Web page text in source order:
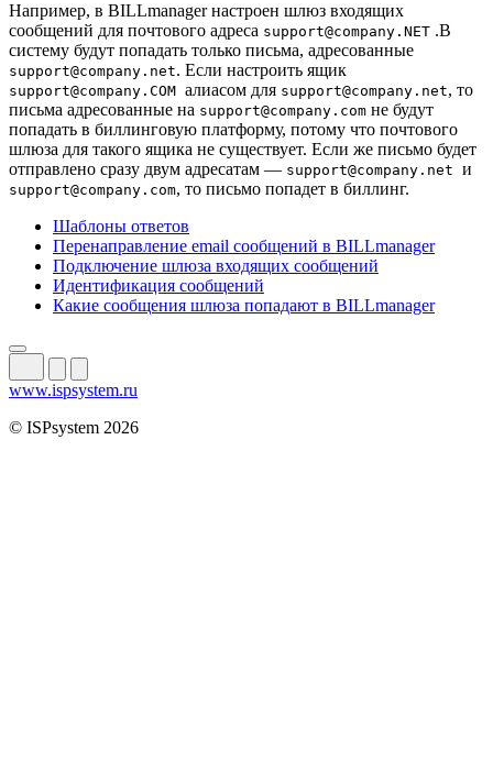
Например, в BILLmanager настроен шлюз входящих
сообщений для почтового адреса support@company.NET .В
систему будут попадать только письма, адресованные
support@company.net. Если настроить ящик
support@company.COM алиасом для support@company.net, то
письма адресованные на support@company.com не будут
попадать в биллинговую платформу, потому что почтового
шлюза для такого ящика не существует. Если же письмо будет
отправлено сразу двум адресатам — support@company.net и
support@company.com, то письмо попадет в биллинг.
Шаблоны ответов
Перенаправление email сообщений в BILLmanager
Подключение шлюза входящих сообщений
Идентификация сообщений
Какие сообщения шлюза попадают в BILLmanager
www.ispsystem.ru
© ISPsystem 2026